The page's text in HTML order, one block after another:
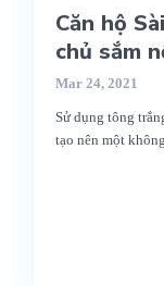
Căn hộ
chủ sắm
Mar 24, 2021
Sử dụng tông
tạo nên một